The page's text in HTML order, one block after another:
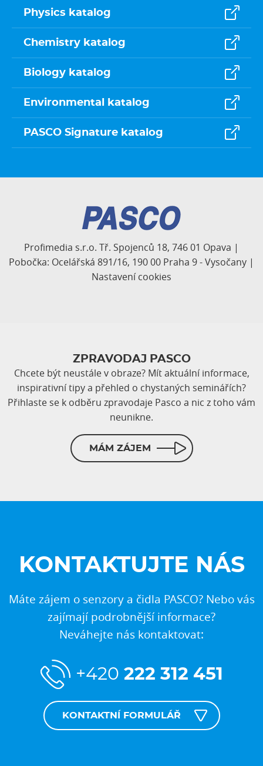
Physics katalog
Chemistry katalog
Biology katalog
Environmental katalog
PASCO Signature katalog
Profimedia s.r.o. Tř. Spojenců 18, 746 01 Opava |
Pobočka: Ocelářská 891/16, 190 00 Praha 9 - Vysočany |
Nastavení cookies
ZPRAVODAJ PASCO
Chcete být neustále v obraze? Mít aktuální informace,
inspirativní tipy a přehled o chystaných seminářích?
Přihlaste se k odběru zpravodaje Pasco a nic z toho vám
neunikne.
MÁM ZÁJEM
KONTAKTUJTE NÁS
Máte zájem o senzory a čidla PASCO? Nebo vás
zajímají podrobnější informace?
Neváhejte nás kontaktovat:
+420 222 312 451
KONTAKTNÍ FORMULÁŘ